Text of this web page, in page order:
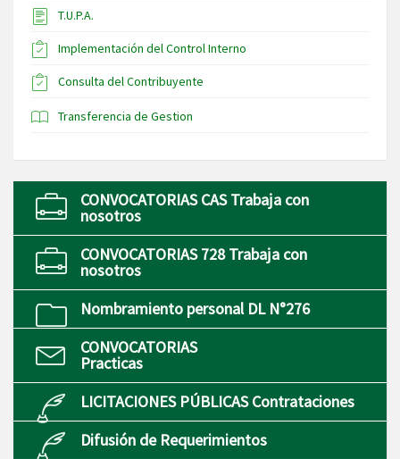
T.U.P.A.
Implementación del Control Interno
Consulta del Contribuyente
Transferencia de Gestion
CONVOCATORIAS CAS Trabaja con
nosotros
CONVOCATORIAS 728 Trabaja con
nosotros
Nombramiento personal DL N°276
CONVOCATORIAS
Practicas
LICITACIONES PÚBLICAS Contrataciones
Difusión de Requerimientos